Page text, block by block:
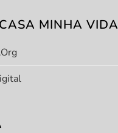
MINHA VIDA